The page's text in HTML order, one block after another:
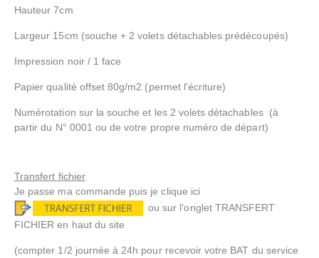
Hauteur 7cm
Largeur 15cm (souche + 2 volets détachables prédécoupés)
Impression noir / 1 face
Papier qualité offset 80g/m2 (permet l'écriture)
Numérotation sur la souche et les 2 volets détachables (à
partir du N° 0001 ou de votre propre numéro de départ)
Transfert fichier
Je passe ma commande puis je clique ici
ou sur l'onglet TRANSFERT
FICHIER en haut du site
(compter 1/2 journée à 24h pour recevoir votre BAT du service